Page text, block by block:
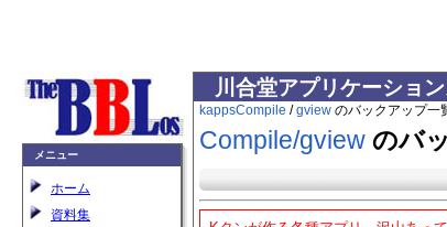
メニュー
ホーム
資料集
川合堂アプリケーショ
kappsCompile /gview のバックアップ一
Compile​/gview のバ